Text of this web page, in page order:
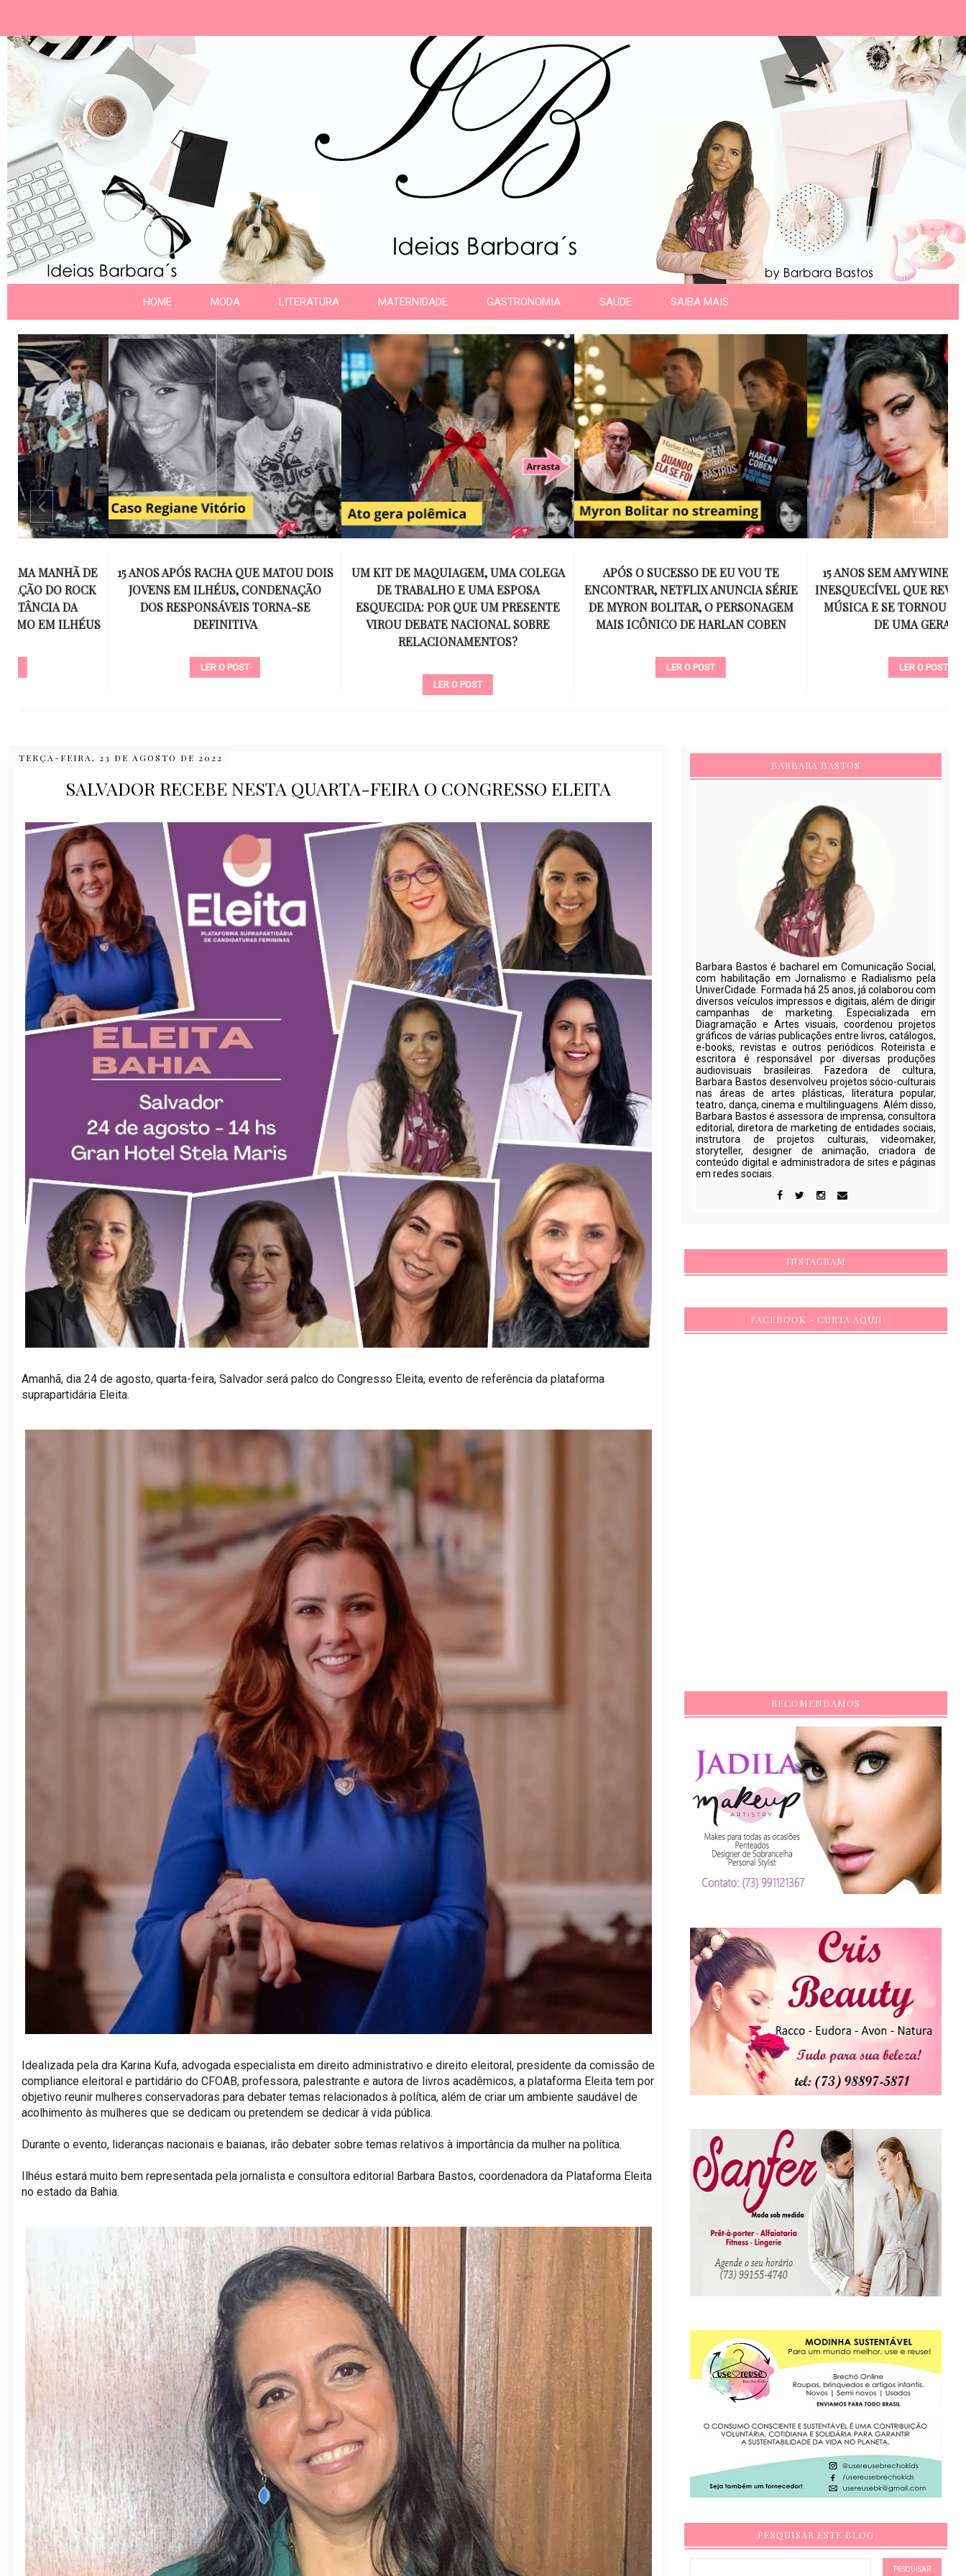
HOME MODA LITERATURA MATERNIDADE GASTRONOMIA SAÚDE SAIBA MAIS
15 ANOS APÓS RACHA QUE MATOU DOIS
JOVENS EM ILHÉUS, CONDENAÇÃO
DOS RESPONSÁVEIS TORNA-SE
UM KIT DE MAQUIAGEM, UMA COLEGA
DE TRABALHO E UMA ESPOSA
ESQUECIDA: POR QUE UM PRESENTE
VIROU DEBATE NACIONAL SOBRE
RELACIONAMENTOS?
APÓS O SUCESSO DE EU VOU TE
ENCONTRAR, NETFLIX ANUNCIA SÉRIE
DE MYRON BOLITAR, O PERSONAGEM
MAIS ICÔNICO DE HARLAN COBEN
15 ANOS SEM AMY WINEHOUSE: A VOZ
INESQUECÍVEL QUE REVOLUCIONOU A
MÚSICA E SE TORNOU UM SÍMBOLO
DE UMA GERAÇÃO
TERÇA-FEIRA, 23 DE AGOSTO DE 2022
SALVADOR RECEBE NESTA QUARTA-FEIRA O CONGRESSO ELEITA
Amanhã, dia 24 de agosto, quarta-feira, Salvador será palco do Congresso Eleita, evento de referência da plataforma
suprapartidária Eleita.
Idealizada pela dra Karina Kufa, advogada especialista em direito administrativo e direito eleitoral, presidente da comissão de
compliance eleitoral e partidário do CFOAB, professora, palestrante e autora de livros acadêmicos, a plataforma Eleita tem por
objetivo reunir mulheres conservadoras para debater temas relacionados à política, além de criar um ambiente saudável de
acolhimento às mulheres que se dedicam ou pretendem se dedicar à vida pública.
Durante o evento, lideranças nacionais e baianas, irão debater sobre temas relativos à importância da mulher na política.
Ilhéus estará muito bem representada pela jornalista e consultora editorial Barbara Bastos, coordenadora da Plataforma Eleita
no estado da Bahia.
BARBARA BASTOS
Barbara Bastos é bacharel em Comunicação Social,
com habilitação em Jornalismo e Radialismo pela
UniverCidade. Formada há 25 anos, já colaborou com
diversos veículos impressos e digitais, além de dirigir
campanhas de marketing. Especializada em
Diagramação e Artes visuais, coordenou projetos
gráficos de várias publicações entre livros, catálogos,
e-books, revistas e outros periódicos. Roteirista e
escritora é responsável por diversas produções
audiovisuais brasileiras. Fazedora de cultura,
Barbara Bastos desenvolveu projetos sócio-culturais
nas áreas de artes plásticas, literatura popular,
teatro, dança, cinema e multilinguagens. Além disso,
Barbara Bastos é assessora de imprensa, consultora
editorial, diretora de marketing de entidades sociais,
instrutora de projetos culturais, videomaker,
storyteller, designer de animação, criadora de
conteúdo digital e administradora de sites e páginas
em redes sociais.
INSTAGRAM
FACEBOOK - CURTA AQUI!
RECOMENDAMOS
PESQUISAR ESTE BLOG